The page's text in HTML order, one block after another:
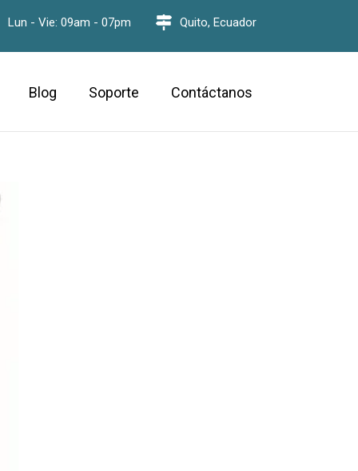
Lun - Vie: 09am - 07pm Quito, Ecuador
Blog Soporte Contáctanos